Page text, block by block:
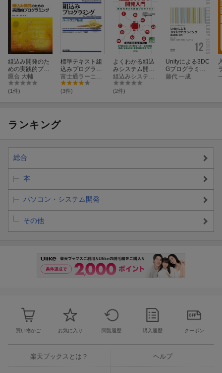
組込み開発のた
めの実践的プロ
グラミング
鷹合 大輔
(1件)
標準テキスト組
込みプログラミ
ング
(3件)
よくわかる組込
みシステム開発
入門ーー要素技
術から開発プロ
セスまで
(2件)
Unityによる3DC
Gプログラミン
グ
藤代 一成
ランキング
総合
本
パソコン・システム開発
その他
買い物かご お気に入り 閲覧履歴 購入履歴 クーポン
楽天ブックスとは？ ヘルプ